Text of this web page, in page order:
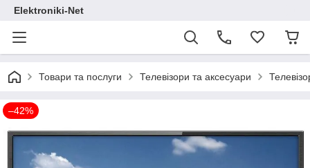
Elektroniki-Net
Товари та послуги Телевізори та аксесуари
–42%